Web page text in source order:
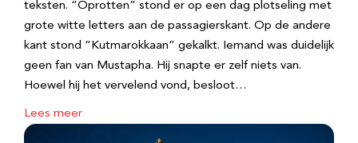
teksten. “Oprotten” stond er op een dag plotseling met
grote witte letters aan de passagierskant. Op de andere
kant stond “Kutmarokkaan” gekalkt. Iemand was duidelijk
geen fan van Mustapha. Hij snapte er zelf niets van.
Hoewel hij het vervelend vond, besloot…
Lees meer